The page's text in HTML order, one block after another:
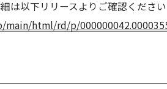
は以下リリースよりご確認ください
html/rd/p/